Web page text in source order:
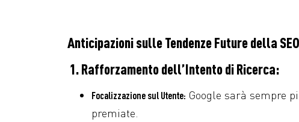
Anticipazioni sulle Tendenze Future della SEO
1. Rafforzamento dell’Intento di Ricerca:
Focalizzazione sul Utente: Google sarà sempre
premiate.